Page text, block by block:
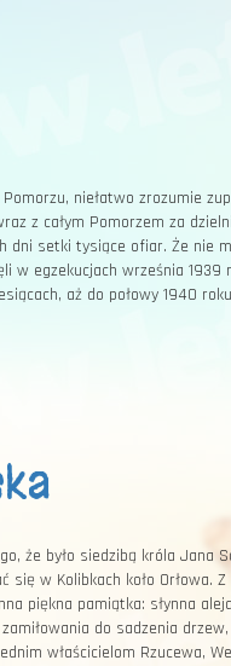
niełatwo zrozumie
z całym Pomorzem za
dni setki tysiące ofiar. Że nie
w egzekucjach września 1939
aż do połowy 1940
że było siedzibą króla Jana
się w Kolibkach koło Orłowa.
piękna pamiątka: słynna
do sadzenia
właścicielom Rzucewa,